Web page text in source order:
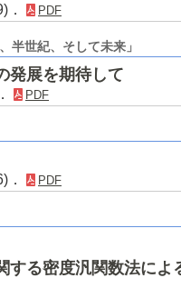
． PDF
半世紀、そして未来」
発展を期待して
PDF
． PDF
する密度汎関数法によ